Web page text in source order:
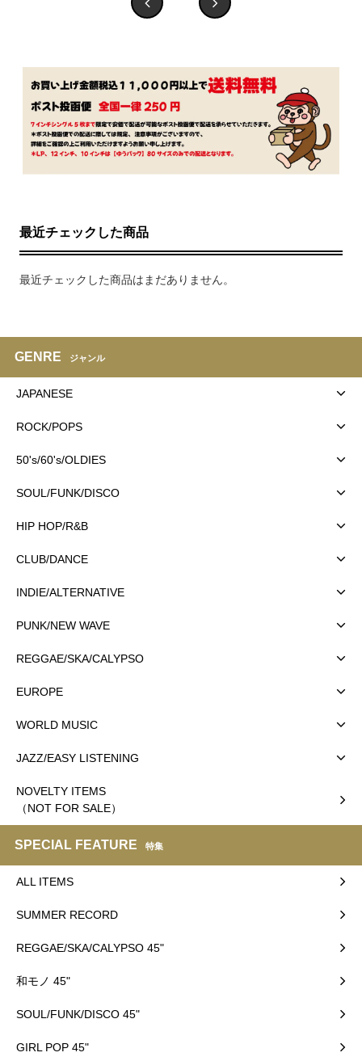
最近チェックした商品
最近チェックした商品はまだありません。
GENRE ジャンル
JAPANESE
ROCK/POPS
50's/60's/OLDIES
SOUL/FUNK/DISCO
HIP HOP/R&B
CLUB/DANCE
INDIE/ALTERNATIVE
PUNK/NEW WAVE
REGGAE/SKA/CALYPSO
EUROPE
WORLD MUSIC
JAZZ/EASY LISTENING
NOVELTY ITEMS
（NOT FOR SALE）
SPECIAL FEATURE 特集
ALL ITEMS
SUMMER RECORD
REGGAE/SKA/CALYPSO 45"
和モノ 45"
SOUL/FUNK/DISCO 45"
GIRL POP 45"